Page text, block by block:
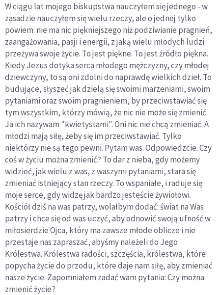
W ciągu lat mojego biskupstwa nauczyłem się jednego - w
zasadzie nauczyłem się wielu rzeczy, ale o jednej tylko
powiem: nie ma nic piękniejszego niż podziwianie pragnień,
zaangażowania, pasji i energii, z jaką wielu młodych ludzi
przeżywa swoje życie. To jest piękne. To jest źródło piękna.
Kiedy Jezus dotyka serca młodego mężczyzny, czy młodej
dziewczyny, to są oni zdolni do naprawdę wielkich dzieł. To
budujące, słyszeć jak dzielą się swoimi marzeniami, swoim
pytaniami oraz swoim pragnieniem, by przeciwstawiać się
tym wszystkim, którzy mówią, że nic nie może się zmienić.
Ja ich nazywam "kwietystami". Oni nic nie chcą zmieniać. A
młodzi mają siłę, żeby się im przeciwstawiać. Tylko
niektórzy nie są tego pewni. Pytam was. Odpowiedzcie. Czy
coś w życiu można zmienić? To dar z nieba, gdy możemy
widzieć, jak wielu z was, z waszymi pytaniami, stara się
zmieniać istniejący stan rzeczy. To wspaniałe, i raduje się
moje serce, gdy widzę jak bardzo jesteście żywiołowi.
Kościół dziś na was patrzy, wolałbym dodać: świat na Was
patrzy i chce się od was uczyć, aby odnowić swoją ufność w
miłosierdzie Ojca, który ma zawsze młode oblicze i nie
przestaje nas zapraszać, abyśmy należeli do Jego
Królestwa. Królestwa radości, szczęścia, królestwa, które
popycha życie do przodu, które daje nam siłę, aby zmieniać
nasze życie. Zapomniałem zadać wam pytania: Czy można
zmienić życie?